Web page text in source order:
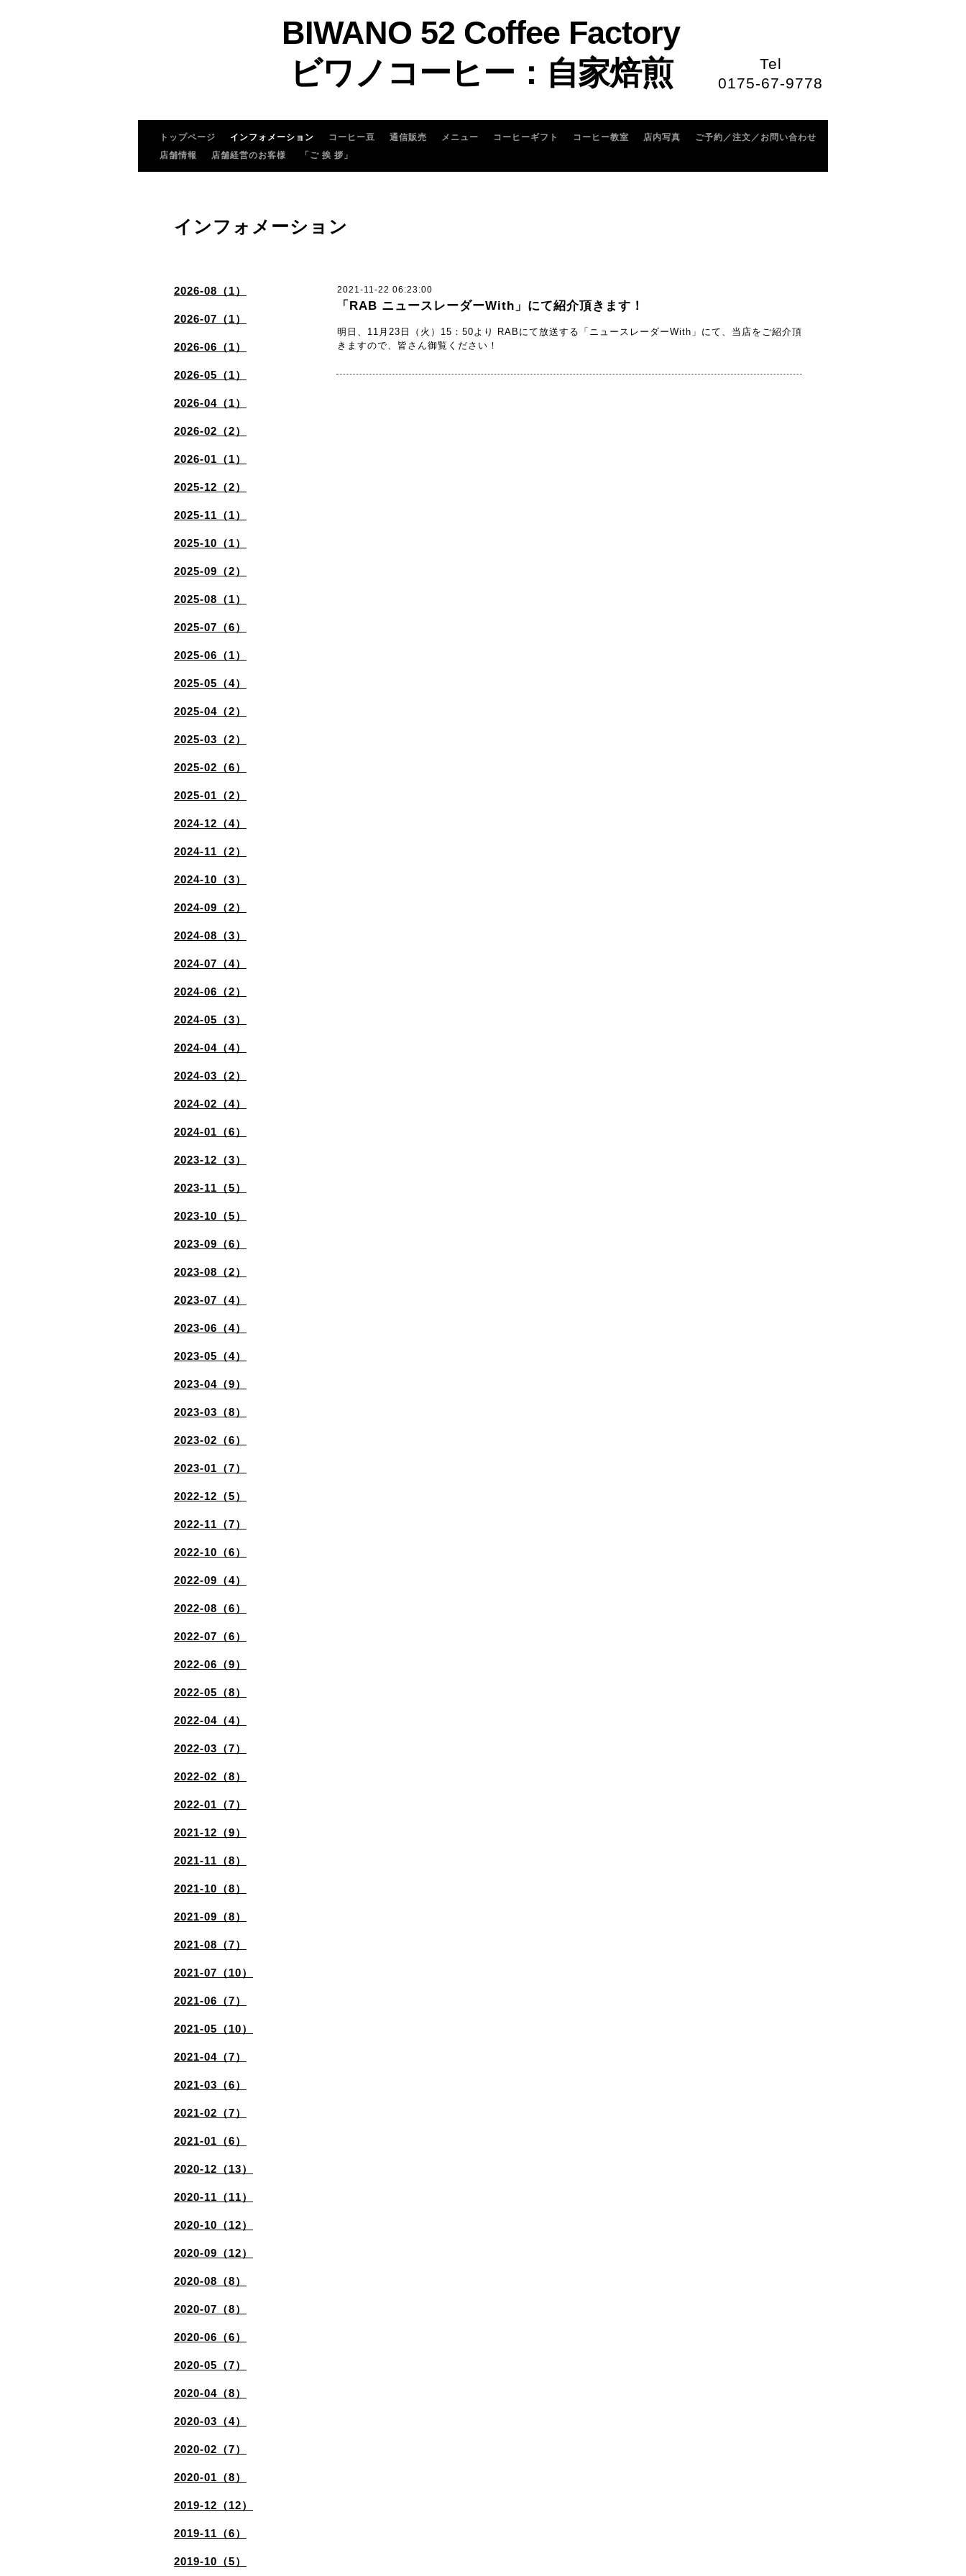
Tel
0175-67-9778
BIWANO 52 Coffee Factory
ビワノコーヒー：自家焙煎
トップページ インフォメーション コーヒー豆 通信販売 メニュー コーヒーギフト コーヒー教室 店内写真
ご予約／注文／お問い合わせ
店舗情報
店舗経営のお客様 「ご 挨 拶」
2026-08（1）
2026-07（1）
2026-06（1）
2026-05（1）
2026-04（1）
2026-02（2）
2026-01（1）
2025-12（2）
2025-11（1）
2025-10（1）
2025-09（2）
2025-08（1）
2025-07（6）
2025-06（1）
2025-05（4）
2025-04（2）
2025-03（2）
2025-02（6）
2025-01（2）
2024-12（4）
2024-11（2）
2024-10（3）
2024-09（2）
2024-08（3）
2024-07（4）
2024-06（2）
2024-05（3）
2024-04（4）
2024-03（2）
2024-02（4）
2024-01（6）
2023-12（3）
2023-11（5）
2023-10（5）
2023-09（6）
2023-08（2）
2023-07（4）
2023-06（4）
2023-05（4）
2023-04（9）
2023-03（8）
2023-02（6）
2023-01（7）
2022-12（5）
2022-11（7）
2022-10（6）
2022-09（4）
2022-08（6）
2022-07（6）
2022-06（9）
2022-05（8）
2022-04（4）
2022-03（7）
2022-02（8）
2022-01（7）
2021-12（9）
2021-11（8）
2021-10（8）
2021-09（8）
2021-08（7）
2021-07（10）
2021-06（7）
2021-05（10）
2021-04（7）
2021-03（6）
2021-02（7）
2021-01（6）
2020-12（13）
2020-11（11）
2020-10（12）
2020-09（12）
2020-08（8）
2020-07（8）
2020-06（6）
2020-05（7）
2020-04（8）
2020-03（4）
2020-02（7）
2020-01（8）
2019-12（12）
2019-11（6）
2019-10（5）
インフォメーション
2021-11-22 06:23:00
「RAB ニュースレーダーWith」にて紹介頂きます！
明日、11月23日（火）15：50より RABにて放送する「ニュースレーダーWith」にて、当店をご紹介頂
きますので、皆さん御覧ください！